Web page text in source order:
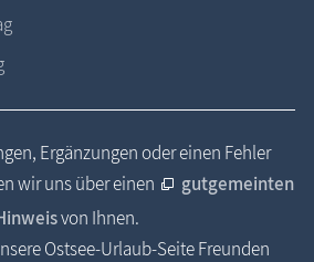
Ergänzungen oder einen Fehler
wir uns über einen
gutgemeinten
von Ihnen.
Ostsee-Urlaub-Seite Freunden